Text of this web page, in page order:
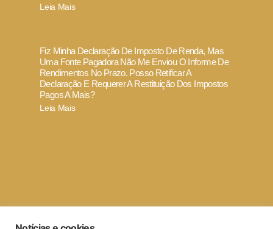
Leia Mais
Fiz Minha Declaração De Imposto De Renda, Mas
Uma Fonte Pagadora Não Me Enviou O Informe De
Rendimentos No Prazo. Posso Retificar A
Declaração E Requerer A Restituição Dos Impostos
Pagos A Mais?
Leia Mais